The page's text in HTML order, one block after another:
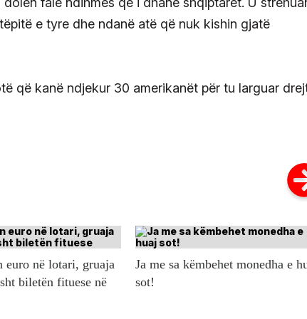
e tyre dhe ndanë atë që nuk kishin gjatë
që kanë ndjekur 30 amerikanët për tu larguar
në lotari, gruaja
biletën fituese në
Ja me sa këmbehet monedha e
sot!